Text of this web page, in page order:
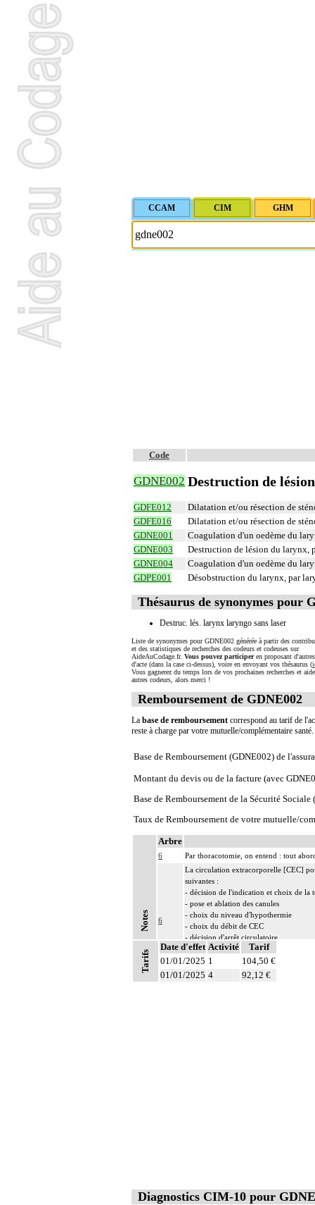
Code
GDNE002 Destruction de
GDFE012 Dilatation et/ou résection de
GDFE016 Dilatation et/ou résection de
GDNE001 Coagulation d'un oedème du
GDNE003 Destruction de lésion du larynx,
GDNE004 Coagulation d'un oedème du
GDPE001 Désobstruction du larynx, par
Thésaurus de synonymes pour
Destruc. lés. larynx laryngo sans laser
Liste de synonymes pour GDNE002 générée à partir des
et des statistiques de recherches des codeurs et codeuses sur
AideAuCodage.fr. Vous pouvez participeren proposant
d'acte (dans la case ci-dessus), voire en envoyant vos thésaurus (
Vous gagnerez du temps lors de vos prochaines recherches et
autres codeurs, alors merci !
Remboursement de GDNE002
La base de remboursement correspond au tarif de
reste à charge par votre mutuelle/complémentaire santé.
Base de Remboursement (GDNE002) de
Montant du devis ou de la facture (avec
Base de Remboursement de la Sécurité Sociale
Taux de Remboursement de votre mutuelle/
Notes
Arbre
6 Par thoracotomie, on entend : tout
6
La circulation extracorporelle [CEC]
suivantes :
- décision de l'indication et choix de la
- pose et ablation des canules
- choix du niveau d'hypothermie
- choix du débit de CEC
- décision d'arrêt circulatoire
- définition des protocoles de remplissage
- décision de cardioplégie
- décision d'assistance circulatoire.
Tarifs
Date d'effet Activité
Tarif
01/01/2025 1
104,50 €
01/01/2025 4 92,12 €
Diagnostics CIM-10 pour